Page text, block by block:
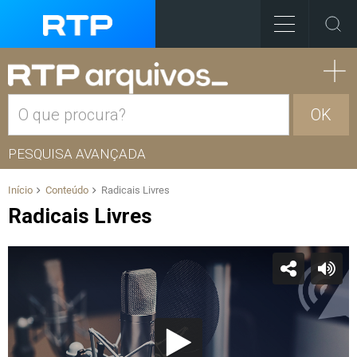
OK
PESQUISA AVANÇADA
Início Conteúdo Radicais Livres
Radicais Livres